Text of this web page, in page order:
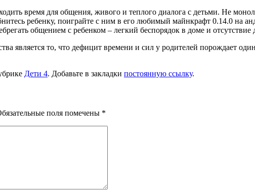
время для общения, живого и теплого диалога с детьми. Не
ребенку, поиграйте с ним в его любимый майнкрафт 0.14.0 на
общением с ребенком – легкий беспорядок в доме и
является то, что дефицит времени и сил у родителей порождает
Дети 4. Добавьте в закладки постоянную ссылку.
поля помечены *